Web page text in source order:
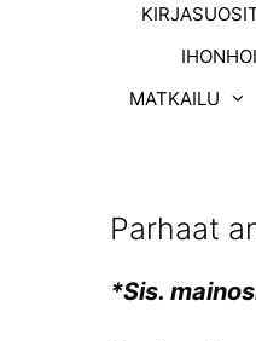
MATKAILU
Parhaat
*Sis.